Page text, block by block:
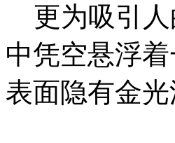
更为吸引人
中凭空悬浮
表面隐有金光